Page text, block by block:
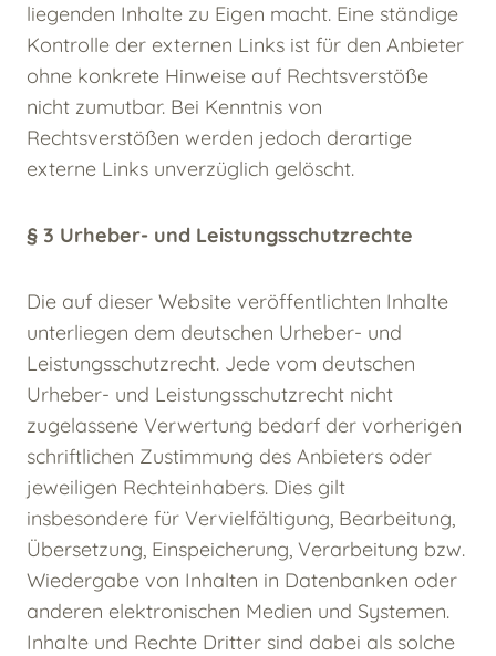
liegenden Inhalte zu Eigen macht. Eine ständige
Kontrolle der externen Links ist für den Anbieter
ohne konkrete Hinweise auf Rechtsverstöße
nicht zumutbar. Bei Kenntnis von
Rechtsverstößen werden jedoch derartige
externe Links unverzüglich gelöscht.
§ 3 Urheber- und Leistungsschutzrechte
Die auf dieser Website veröffentlichten Inhalte
unterliegen dem deutschen Urheber- und
Leistungsschutzrecht. Jede vom deutschen
Urheber- und Leistungsschutzrecht nicht
zugelassene Verwertung bedarf der vorherigen
schriftlichen Zustimmung des Anbieters oder
jeweiligen Rechteinhabers. Dies gilt
insbesondere für Vervielfältigung, Bearbeitung,
Übersetzung, Einspeicherung, Verarbeitung bzw.
Wiedergabe von Inhalten in Datenbanken oder
anderen elektronischen Medien und Systemen.
Inhalte und Rechte Dritter sind dabei als solche